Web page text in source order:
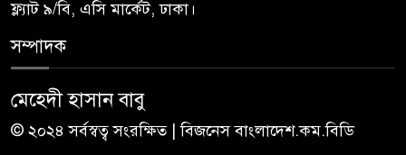
ফ্ল্যাট ৯/বি, এসি মার্কেট, ঢাকা।
সম্পাদক
মেহেদী হাসান বাবু
© ২০২৪ সর্বস্বত্ব সংরক্ষিত | বিজনেস বাংলাদেশ.কম.বিডি